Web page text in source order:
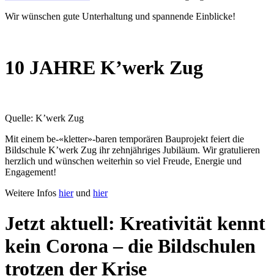
Wir wünschen gute Unterhaltung und spannende Einblicke!
10 JAHRE K’werk Zug
Quelle: K’werk Zug
Mit einem be-«kletter»-baren temporären Bauprojekt feiert die
Bildschule K’werk Zug ihr zehnjähriges Jubiläum. Wir gratulieren
herzlich und wünschen weiterhin so viel Freude, Energie und
Engagement!
Weitere Infos hierund hier
Jetzt aktuell: Kreativität kennt
kein Corona – die Bildschulen
trotzen der Krise